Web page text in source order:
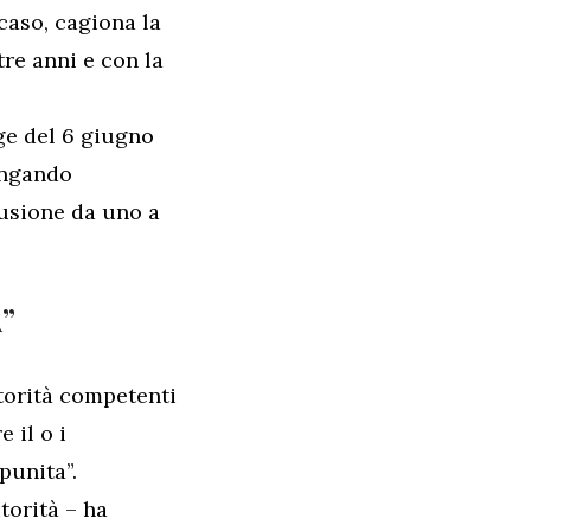
cagiona la
anni e con la
del 6 giugno
da uno a
competenti
il o i
– ha